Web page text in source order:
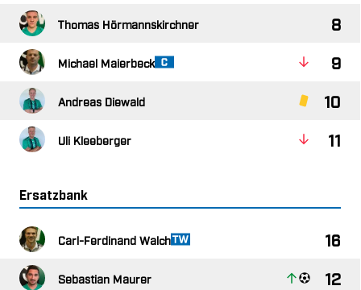
  
  
  
  
Ersatzbank
​  
  